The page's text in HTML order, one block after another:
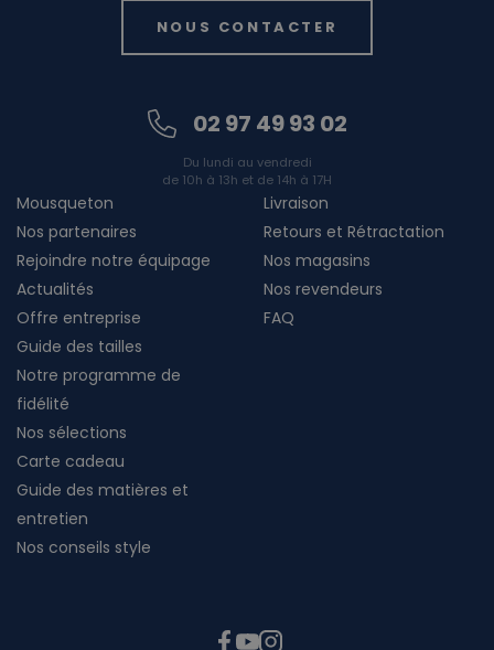
NOUS CONTACTER
02 97 49 93 02
Du lundi au vendredi
de 10h à 13h et de 14h à 17H
Mousqueton
Nos partenaires
Rejoindre notre équipage
Actualités
Offre entreprise
Livraison
Retours et Rétractation
Nos magasins
Nos revendeurs
FAQ
Guide des tailles
Notre programme de
fidélité
Nos sélections
Carte cadeau
Guide des matières et
entretien
Nos conseils style